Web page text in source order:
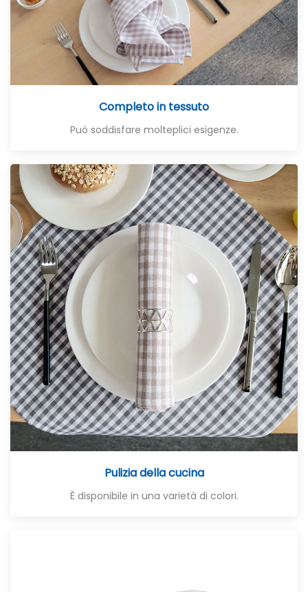
Completo in tessuto
Può soddisfare molteplici esigenze.
Pulizia della cucina
È disponibile in una varietà di colori.